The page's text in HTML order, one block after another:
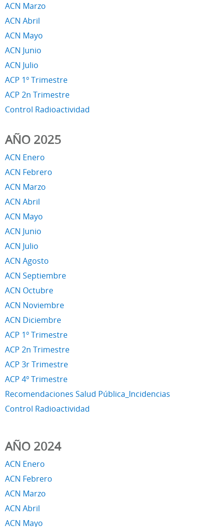
ACN Marzo
ACN Abril
ACN Mayo
ACN Junio
ACN Julio
ACP 1º Trimestre
ACP 2n Trimestre
Control Radioactividad
AÑO 2025
ACN Enero
ACN Febrero
ACN Marzo
ACN Abril
ACN Mayo
ACN Junio
ACN Julio
ACN Agosto
ACN Septiembre
ACN Octubre
ACN Noviembre
ACN Diciembre
ACP 1º Trimestre
ACP 2n Trimestre
ACP 3r Trimestre
ACP 4º Trimestre
Recomendaciones Salud Pública_Incidencias
Control Radioactividad
AÑO 2024
ACN Enero
ACN Febrero
ACN Marzo
ACN Abril
ACN Mayo